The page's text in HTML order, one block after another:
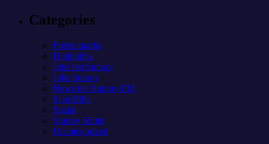
Categories
Freizeitparks
Highlights
Jobs bei Sunray
Jobs Sunray
News bei Sunray-FM
SchoBiPa
Sozial
Sunray Slider
Uncategorized